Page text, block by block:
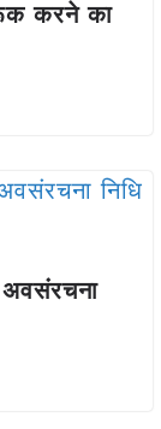
करने का
अवसंरचना